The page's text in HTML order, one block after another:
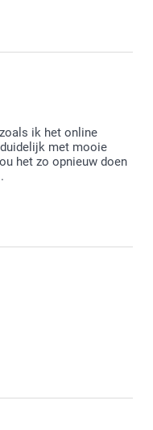
ik het online
met mooie
het zo opnieuw doen